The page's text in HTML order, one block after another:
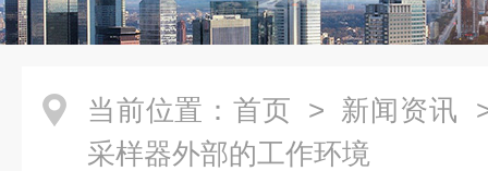
当前位置： 首页 > 新闻资讯
采样器外部的工作环境